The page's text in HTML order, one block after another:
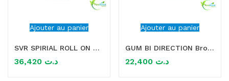
Ajouter au panier
SVR SPIRIAL ROLL ON VEGETAL DEODORANT 50ML
د.ت
Ajouter au panier
GUM BI DIRECTION Brossette interdentaire 1.4MM
د.ت